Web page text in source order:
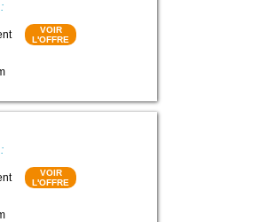
VOIR
L'OFFRE
VOIR
L'OFFRE